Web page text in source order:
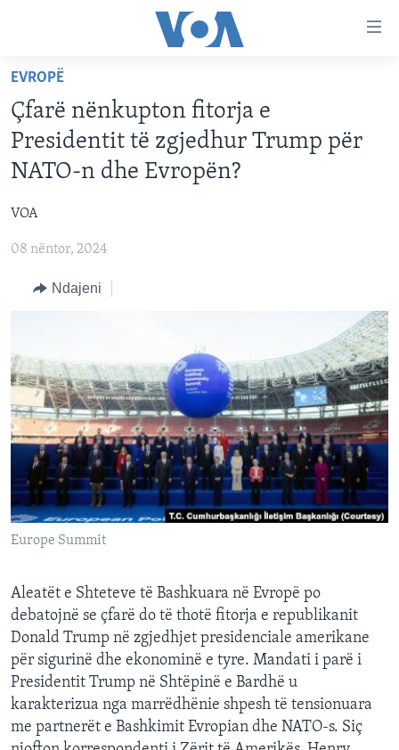
faqen
kryesore
Kalo
tek
faqja
Kalo
tek
FAQJA KRYESORE
KATEGORITË
AMERIKA
BOTA
MJEDISI
SHKENCË DHE TEKNOLOGJI
SHËNDETËSI
INTERVISTA
DITARI
DITARI
Learning English
FOLLOW US
EVROPË
Çfarë nënkupton fitorja e
Presidentit të zgjedhur Trump për
NATO-n dhe Evropën?
VOA
08 nëntor, 2024
Ndajeni
Europe Summit
Aleatët e Shteteve të Bashkuara në Evropë po
debatojnë se çfarë do të thotë fitorja e republikanit
Donald Trump në zgjedhjet presidenciale amerikane
për sigurinë dhe ekonominë e tyre. Mandati i parë i
Presidentit Trump në Shtëpinë e Bardhë u
karakterizua nga marrëdhënie shpesh të tensionuara
me partnerët e Bashkimit Evropian dhe NATO-s. Siç